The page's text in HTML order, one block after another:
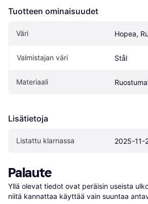
Tuotteen ominaisuudet
Väri Hopea,
Valmistajan väri Stål
Materiaali
Lisätietoja
Listattu klarnassa 2025-11-
Palaute
Yllä olevat tiedot ovat peräisin useista
niitä kannattaa käyttää vain suuntaa